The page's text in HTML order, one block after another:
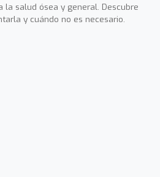
la salud ósea y general. Descubre
y cuándo no es necesario.